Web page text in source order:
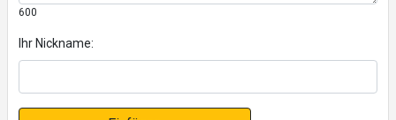
600
Ihr Nickname: